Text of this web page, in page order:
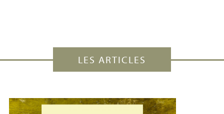
LES ARTICLES